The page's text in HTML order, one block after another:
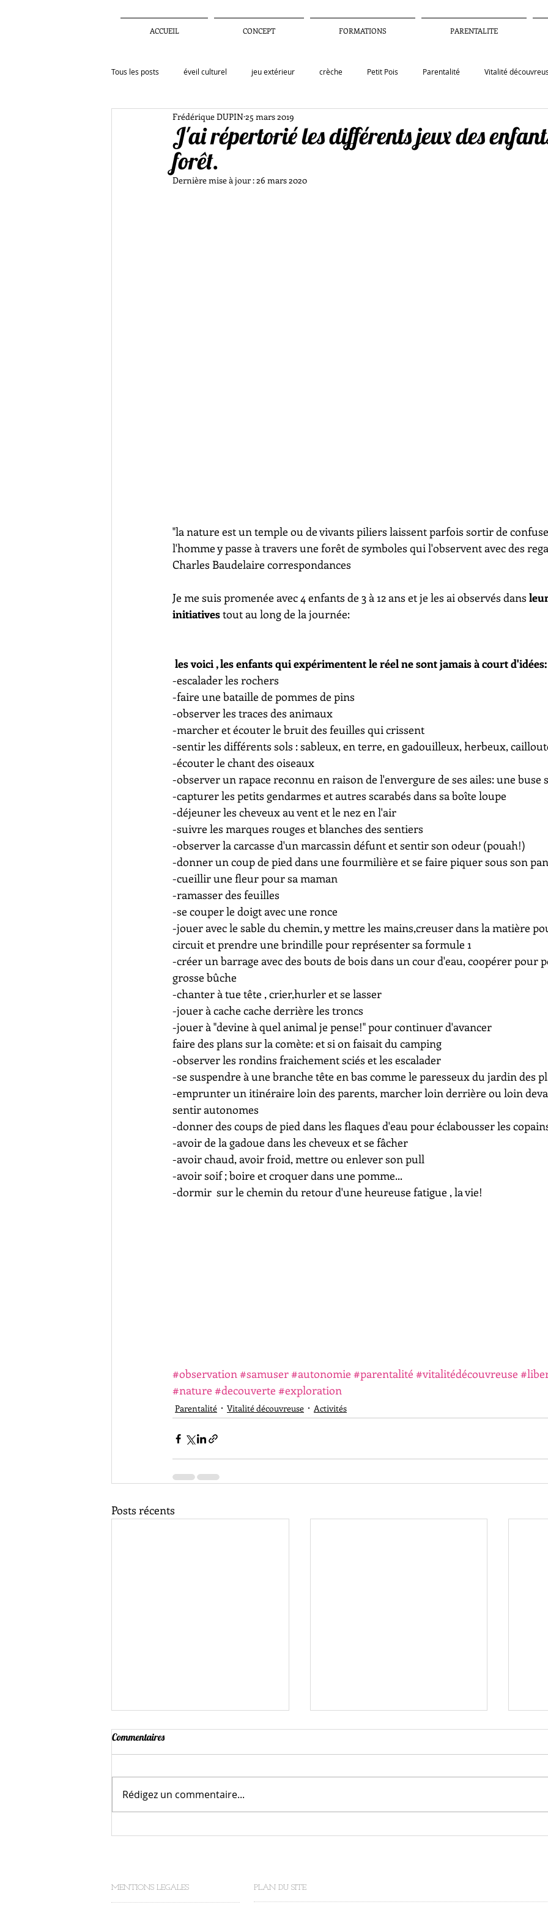
ACCUEIL CONCEPT FORMATIONS PARENTALITE
Tous les posts éveil culturel jeu extérieur crèche Petit Pois Parentalité Vitalité
Activités Inspirations
observation
J'ai répertorié les différents jeux des
forêt.
Frédérique DUPIN25 mars 2019
Dernière mise à jour :26 mars 2020
"la nature est un temple ou de vivants piliers laissent parfois sortir de
l'homme y passe à travers une forêt de symboles qui l'observent avec des
Charles Baudelaire correspondances
Je me suis promenée avec 4 enfants de 3 à 12 ans et je les ai observés dans
initiatives tout au long de la journée:
les voici , les enfants qui expérimentent le réel ne sont jamais à court d'idées:
-escalader les rochers
-faire une bataille de pommes de pins
-observer les traces des animaux
-marcher et écouter le bruit des feuilles qui crissent
-sentir les différents sols : sableux, en terre, en gadouilleux, herbeux,
-écouter le chant des oiseaux
-observer un rapace reconnu en raison de l'envergure de ses ailes: une buse
-capturer les petits gendarmes et autres scarabés dans sa boîte loupe
-déjeuner les cheveux au vent et le nez en l'air
-suivre les marques rouges et blanches des sentiers
-observer la carcasse d'un marcassin défunt et sentir son odeur (pouah!)
-donner un coup de pied dans une fourmilière et se faire piquer sous son
-cueillir une fleur pour sa maman
-ramasser des feuilles
-se couper le doigt avec une ronce
-jouer avec le sable du chemin, y mettre les mains,creuser dans la matière
circuit et prendre une brindille pour représenter sa formule 1
-créer un barrage avec des bouts de bois dans un cour d'eau, coopérer pour
grosse bûche
-chanter à tue tête , crier,hurler et se lasser
-jouer à cache cache derrière les troncs
-jouer à "devine à quel animal je pense!" pour continuer d'avancer
faire des plans sur la comète: et si on faisait du camping
-observer les rondins fraichement sciés et les escalader
-se suspendre à une branche tête en bas comme le paresseux du jardin des
-emprunter un itinéraire loin des parents, marcher loin derrière ou loin
sentir autonomes
-donner des coups de pied dans les flaques d'eau pour éclabousser les
-avoir de la gadoue dans les cheveux et se fâcher
-avoir chaud, avoir froid, mettre ou enlever son pull
-avoir soif ; boire et croquer dans une pomme...
-dormir  sur le chemin du retour d'une heureuse fatigue , la vie!
#observation#samuser#autonomie #parentalité #vitalitédécouvreuse
#nature #decouverte #exploration
Parentalité Vitalité découvreuse Activités
Posts récents
Commentaires
Rédigez un commentaire...
MENTIONS LEGALES PLAN DU SITE